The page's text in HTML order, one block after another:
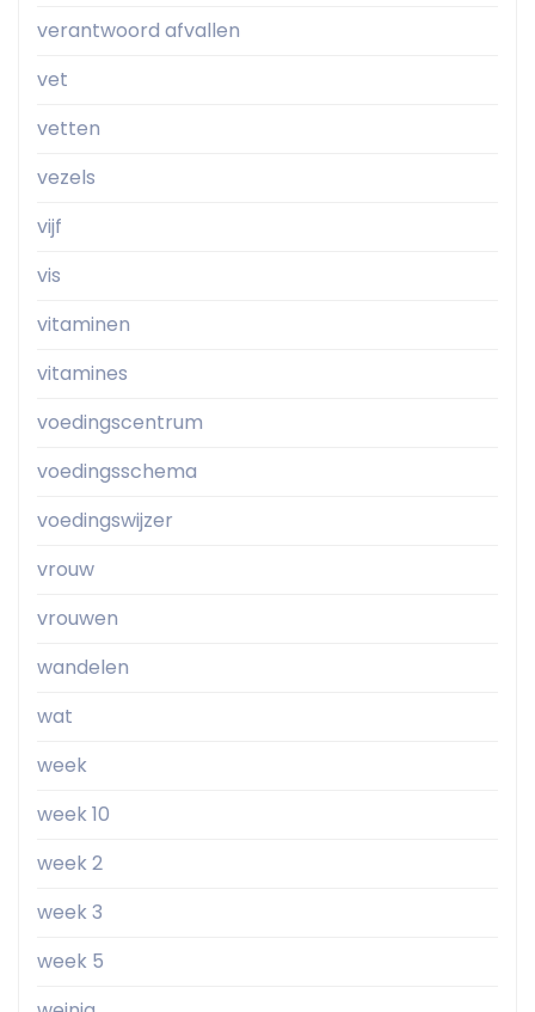
verantwoord afvallen
vet
vetten
vezels
vijf
vis
vitaminen
vitamines
voedingscentrum
voedingsschema
voedingswijzer
vrouw
vrouwen
wandelen
wat
week
week 10
week 2
week 3
week 5